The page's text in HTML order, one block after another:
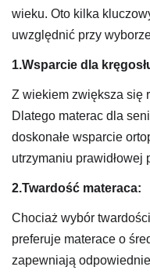
wieku. Oto kilka
uwzględnić przy
1.Wsparcie dla
Z wiekiem zwiększa się
Dlatego materac dla
doskonałe wsparcie
utrzymaniu prawidłowej
2.Twardość materaca:
Chociaż wybór
preferuje materace o
zapewniają